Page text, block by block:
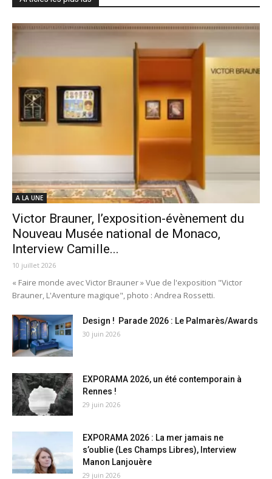
A LA UNE
Victor Brauner, l’exposition-évènement du
Nouveau Musée national de Monaco,
Interview Camille...
10 juillet 2026
« Faire monde avec Victor Brauner » Vue de l'exposition "Victor
Brauner, L'Aventure magique", photo : Andrea Rossetti.
Design ! Parade 2026 : Le Palmarès/Awards
30 juin 2026
EXPORAMA 2026, un été contemporain à
Rennes !
29 juin 2026
EXPORAMA 2026 : La mer jamais ne
s’oublie (Les Champs Libres), Interview
Manon Lanjouère
29 juin 2026